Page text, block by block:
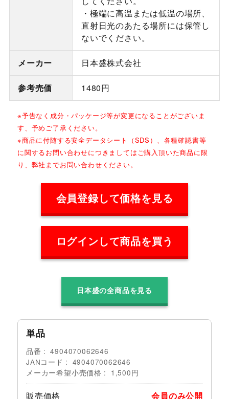
・極端に高温または低温の場所、
直射日光のあたる場所には保管し
ないでください。
メーカー 日本盛株式会社
参考売価 1480円
※予告なく成分・パッケージ等が変更になることがございま
す、予めご了承ください。
※商品に付随する安全データシート（SDS）、各種確認書等
に関するお問い合わせにつきましてはご購入頂いた商品に限
り、弊社までお問い合わせください。
会員登録して価格を見る
ログインして商品を買う
日本盛の全商品を見る
単品
品番
4904070062646
JANコード
4904070062646
メーカー希望小売価格
1,500円
販売価格 会員のみ公開